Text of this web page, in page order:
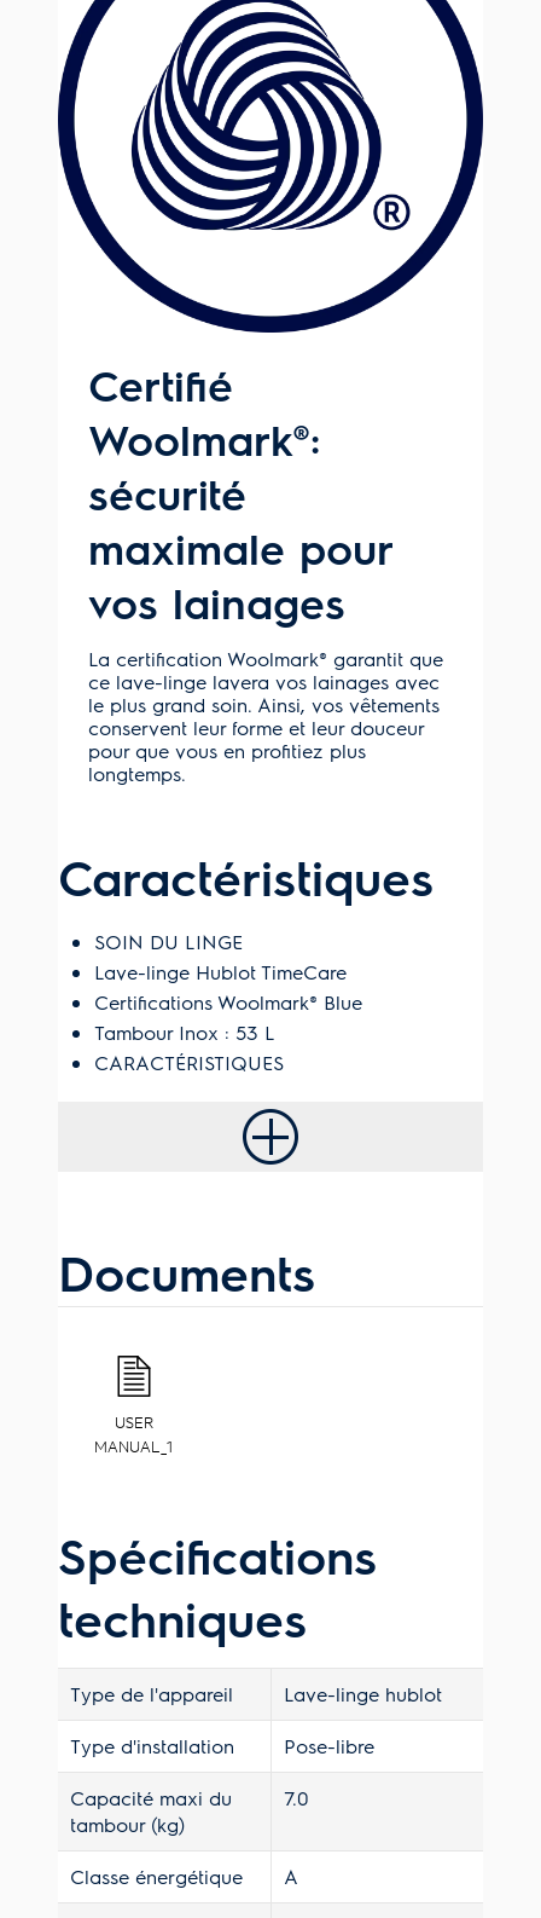
Certifié
Woolmark®:
sécurité
maximale pour
vos lainages
La certification Woolmark® garantit que
ce lave-linge lavera vos lainages avec
le plus grand soin. Ainsi, vos vêtements
conservent leur forme et leur douceur
pour que vous en profitiez plus
longtemps.
Caractéristiques
SOIN DU LINGE
Lave-linge Hublot TimeCare
Certifications Woolmark® Blue
Tambour Inox : 53 L
CARACTÉRISTIQUES
Documents
USER
MANUAL_1
Spécifications
techniques
Type de l'appareil Lave-linge hublot
Type d'installation Pose-libre
Capacité maxi du
tambour (kg)
7.0
Classe énergétique A